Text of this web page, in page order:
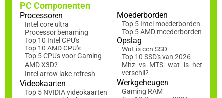
PC Componenten
Processoren
Intel core ultra
Processor benaming
Top 10 Intel CPU's
Top 10 AMD CPU's
Top 5 CPU's voor Gaming
AMD X3D2
Intel arrow lake refresh
Videokaarten
Top 5 NVIDIA videokaarten
Moederborden
Top 5 Intel moederborden
Top 5 AMD moederborden
Opslag
Wat is een SSD
Top 10 SSD's van 2026
Mhz vs MTS: wat is het
verschil?
Werkgeheugen
Gaming RAM